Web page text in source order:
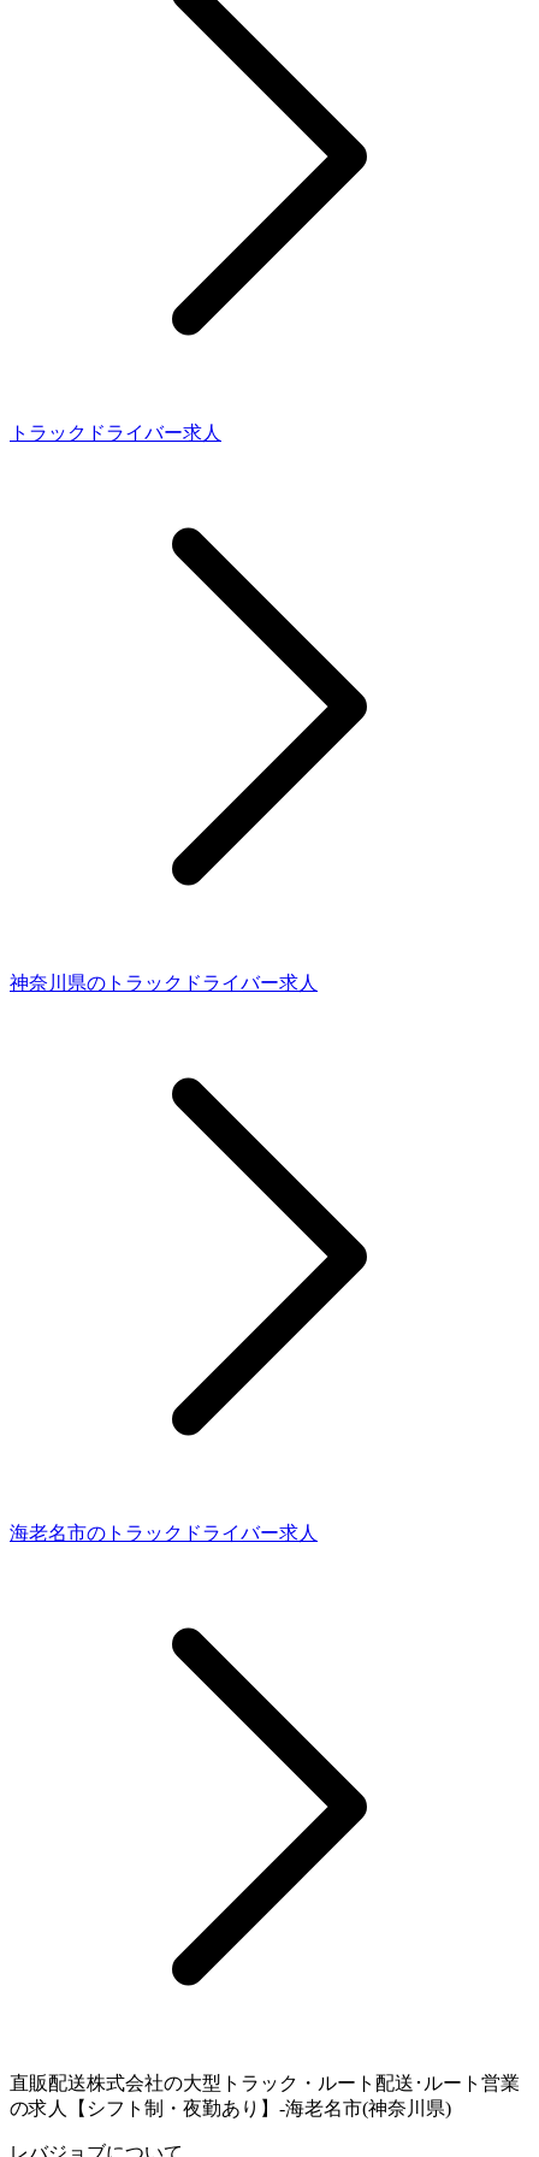
トラックドライバー求人
神奈川県のトラックドライバー求人
海老名市のトラックドライバー求人
直販配送株式会社の大型トラック・ルート配送･ルート営業
の求人【シフト制・夜勤あり】-海老名市(神奈川県)
レバジョブについて